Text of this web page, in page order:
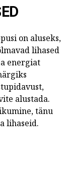
on aluseks,
lihased
energiat
alustada.
tänu
lihaseid.